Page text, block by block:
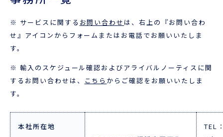
会員ログイン
お役立ち資料
ニュース
企業情報
採用情報
※ サービスに関する お問い合わせ は、右上の『お問い合わ
せ』アイコンからフォームまたはお電話でお願いいたしま
す。
※ 輸入のスケジュール確認およびアライバルノーティスに関
するお問い合わせは、
こちら からご確認をお願いいたしま
す。
本社所在地
TEL